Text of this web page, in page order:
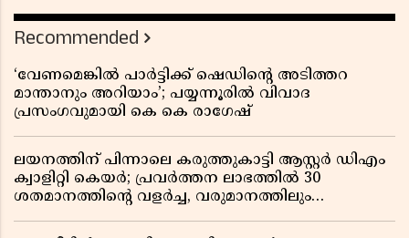
Recommended
‘വേണമെങ്കിൽ പാർട്ടിക്ക് ഷെഡിൻ്റെ അടിത്തറ
മാന്താനും അറിയാം’; പയ്യന്നൂരിൽ വിവാദ
പ്രസംഗവുമായി കെ കെ രാഗേഷ്
ലയനത്തിന് പിന്നാലെ കരുത്തുകാട്ടി ആസ്റ്റർ ഡിഎം
ക്വാളിറ്റി കെയർ; പ്രവർത്തന ലാഭത്തിൽ 30
ശതമാനത്തിൻ്റെ വളർച്ച, വരുമാനത്തിലും
റിപ്പോർട്ട് പുറത്ത്